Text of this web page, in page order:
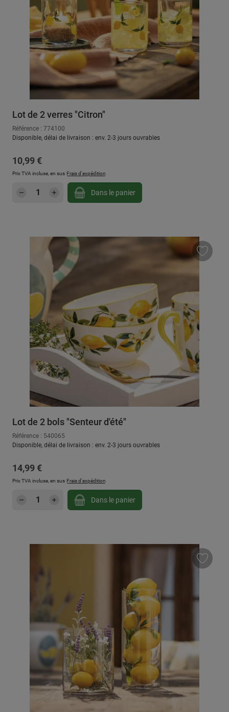
Lot de 2 verres "Citron"
Référence : 774100
Disponible, délai de livraison : env. 2-3 jours ouvrables
Prix régulier :
10,99 €
Prix TVA incluse, en sus Frais d'expédition
Quantité de produit : Entrez la quantité
Dans le panier
Lot de 2 bols "Senteur d'été"
Référence : 540065
Disponible, délai de livraison : env. 2-3 jours ouvrables
Prix régulier :
14,99 €
Prix TVA incluse, en sus Frais d'expédition
Quantité de produit : Entrez la quantité
Dans le panier